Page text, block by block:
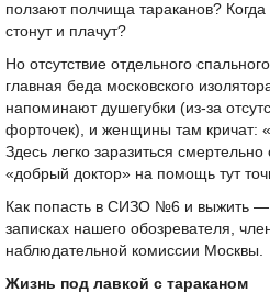
ползают полчища тараканов?
стонут и плачут?
Но отсутствие отдельного
главная беда московского
напоминают душегубки (из-за
форточек), и женщины там кричат:
Здесь легко заразиться
«добрый доктор» на помощь тут
Как попасть в СИЗО №6 и выжить —
записках нашего обозревателя,
наблюдательной комиссии Москвы.
Жизнь под лавкой с тараканом